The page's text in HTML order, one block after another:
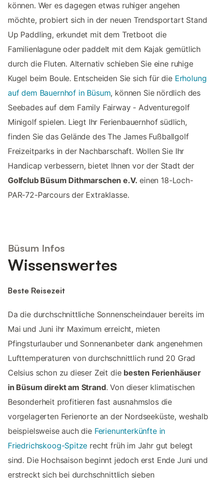
können. Wer es dagegen etwas ruhiger angehen
möchte, probiert sich in der neuen Trendsportart Stand
Up Paddling, erkundet mit dem Tretboot die
Familienlagune oder paddelt mit dem Kajak gemütlich
durch die Fluten. Alternativ schieben Sie eine ruhige
Kugel beim Boule. Entscheiden Sie sich für die Erholung
auf dem Bauernhof in Büsum, können Sie nördlich des
Seebades auf dem Family Fairway - Adventuregolf
Minigolf spielen. Liegt Ihr Ferienbauernhof südlich,
finden Sie das Gelände des The James Fußballgolf
Freizeitparks in der Nachbarschaft. Wollen Sie Ihr
Handicap verbessern, bietet Ihnen vor der Stadt der
Golfclub Büsum Dithmarschen e.V. einen 18-Loch-
PAR-72-Parcours der Extraklasse.
Büsum Infos
Wissenswertes
Beste Reisezeit
Da die durchschnittliche Sonnenscheindauer bereits im
Mai und Juni ihr Maximum erreicht, mieten
Pfingsturlauber und Sonnenanbeter dank angenehmen
Lufttemperaturen von durchschnittlich rund 20 Grad
Celsius schon zu dieser Zeit die besten Ferienhäuser
in Büsum direkt am Strand. Von dieser klimatischen
Besonderheit profitieren fast ausnahmslos die
vorgelagerten Ferienorte an der Nordseeküste, weshalb
beispielsweise auch die Ferienunterkünfte in
Friedrichskoog-Spitze recht früh im Jahr gut belegt
sind. Die Hochsaison beginnt jedoch erst Ende Juni und
erstreckt sich bei durchschnittlich sieben